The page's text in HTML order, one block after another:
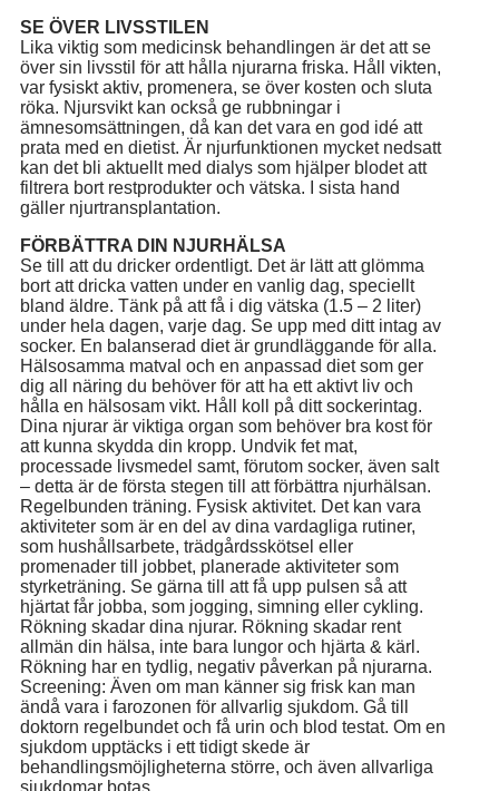
SE ÖVER LIVSSTILEN
Lika viktig som medicinsk behandlingen är det att se
över sin livsstil för att hålla njurarna friska. Håll vikten,
var fysiskt aktiv, promenera, se över kosten och sluta
röka. Njursvikt kan också ge rubbningar i
ämnesomsättningen, då kan det vara en god idé att
prata med en dietist. Är njurfunktionen mycket nedsatt
kan det bli aktuellt med dialys som hjälper blodet att
filtrera bort restprodukter och vätska. I sista hand
gäller njurtransplantation.
FÖRBÄTTRA DIN NJURHÄLSA
Se till att du dricker ordentligt. Det är lätt att glömma
bort att dricka vatten under en vanlig dag, speciellt
bland äldre. Tänk på att få i dig vätska (1.5 – 2 liter)
under hela dagen, varje dag. Se upp med ditt intag av
socker. En balanserad diet är grundläggande för alla.
Hälsosamma matval och en anpassad diet som ger
dig all näring du behöver för att ha ett aktivt liv och
hålla en hälsosam vikt. Håll koll på ditt sockerintag.
Dina njurar är viktiga organ som behöver bra kost för
att kunna skydda din kropp. Undvik fet mat,
processade livsmedel samt, förutom socker, även salt
– detta är de första stegen till att förbättra njurhälsan.
Regelbunden träning. Fysisk aktivitet. Det kan vara
aktiviteter som är en del av dina vardagliga rutiner,
som hushållsarbete, trädgårdsskötsel eller
promenader till jobbet, planerade aktiviteter som
styrketräning. Se gärna till att få upp pulsen så att
hjärtat får jobba, som jogging, simning eller cykling.
Rökning skadar dina njurar. Rökning skadar rent
allmän din hälsa, inte bara lungor och hjärta & kärl.
Rökning har en tydlig, negativ påverkan på njurarna.
Screening: Även om man känner sig frisk kan man
ändå vara i farozonen för allvarlig sjukdom. Gå till
doktorn regelbundet och få urin och blod testat. Om en
sjukdom upptäcks i ett tidigt skede är
behandlingsmöjligheterna större, och även allvarliga
sjukdomar botas.